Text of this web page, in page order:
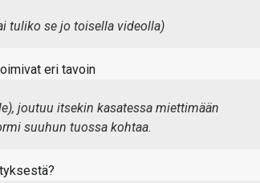
tuliko se jo toisella videolla)
eri tavoin
joutuu itsekin kasatessa miettimään
suuhun tuossa kohtaa.